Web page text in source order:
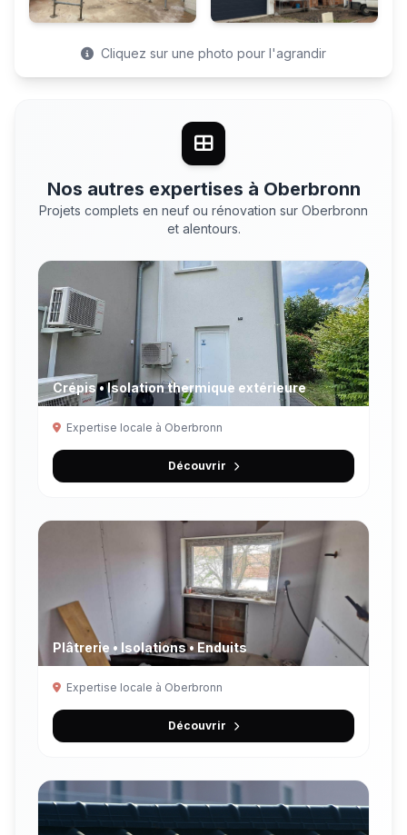
Cliquez sur une photo pour l'agrandir
Nos autres expertises à Oberbronn
Projets complets en neuf ou rénovation sur Oberbronn
et alentours.
Crépis • Isolation thermique extérieure
Expertise locale à Oberbronn
Découvrir
Plâtrerie • Isolations • Enduits
Expertise locale à Oberbronn
Découvrir